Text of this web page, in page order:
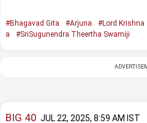
#Bhagavad Gita #Arjuna #Lord Krishna
a
#SriSugunendra Theertha Swamiji
BIG 40 JUL 22, 2025, 8:59 AM IST